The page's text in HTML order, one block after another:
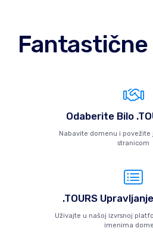
Odaberite Bilo
Nabavite domenu i povežite
stranicom
.TOURS
Uživajte u našoj izvrsnoj
imenima